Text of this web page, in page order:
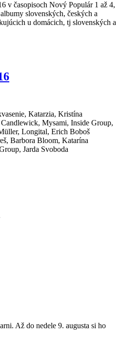
v časopisoch Nový Populár 1 až 4,
slovenských, českých a
u domácich, tj slovenských a
Katarzia, Kristína
Mysami, Inside Group,
Longital, Erich Boboš
Barbora Bloom, Katarína
Jarda Svoboda
Až do nedele 9. augusta si ho